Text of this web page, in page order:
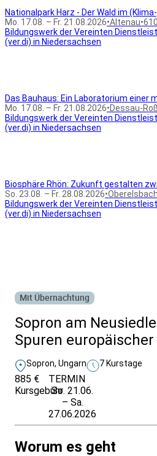
Nationalpark Harz - Der Wald im
Mo. 17.08. – Fr. 21.08.2026•Altenau•
Bildungswerk der Vereinten
(ver.di) in Niedersachsen
Das Bauhaus: Ein Laboratorium einer
Mo. 17.08. – Fr. 21.08.2026•Dessau-
Bildungswerk der Vereinten
(ver.di) in Niedersachsen
Biosphäre Rhön: Zukunft gestalten
So. 23.08. – Fr. 28.08.2026•Oberelsbach
Bildungswerk der Vereinten
(ver.di) in Niedersachsen
Mit Übernachtung
Sopron am
Spuren
Sopron, Ungarn 7 Kurstage
885 €
Kursgebühr
TERMIN
So. 21.06.
– Sa.
27.06.2026
Worum es geht